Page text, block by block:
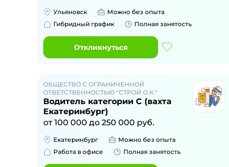
Ульяновск
Можно без опыта
Гибридный график
Полная занятость
Откликнуться
ОБЩЕСТВО С ОГРАНИЧЕННОЙ
ОТВЕТСТВЕННОСТЬЮ "СТРОЙ О.К."
Водитель категории C (вахта
Екатеринбург)
от 100 000 до 250 000 руб.
Екатеринбург
Можно без опыта
Работа в офисе
Полная занятость